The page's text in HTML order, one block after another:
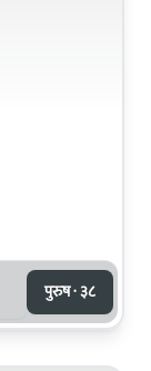
पुरुष · ३८